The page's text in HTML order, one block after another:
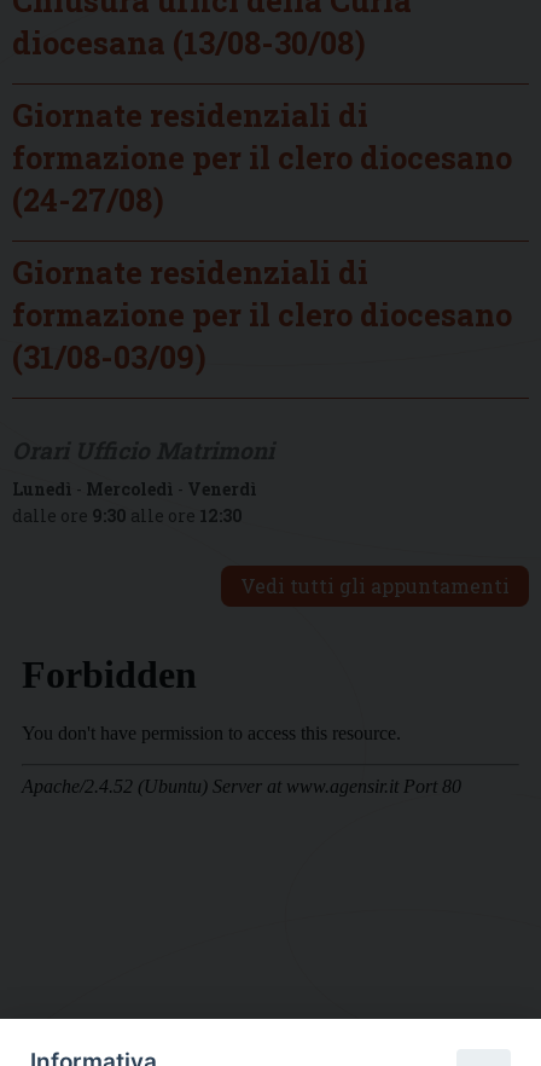
diocesana (13/08-30/08)
Giornate residenziali di
formazione per il clero diocesano
(24-27/08)
Giornate residenziali di
formazione per il clero diocesano
(31/08-03/09)
Lunedì - Mercoledì - Venerdì
dalle ore 9:30 alle ore 12:30
Vedi tutti gli appuntamenti